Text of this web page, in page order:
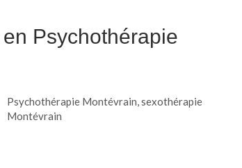
Psychothérapie
Psychothérapie Montévrain,sexothérapie
Montévrain